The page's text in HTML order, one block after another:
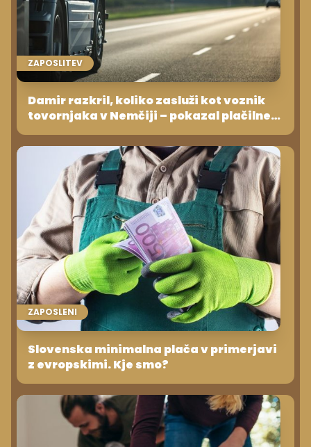
ZAPOSLITEV
Damir razkril, koliko zasluži kot voznik
tovornjaka v Nemčiji – pokazal plačilne
ZAPOSLENI
Slovenska minimalna plača v primerjavi
z evropskimi. Kje smo?